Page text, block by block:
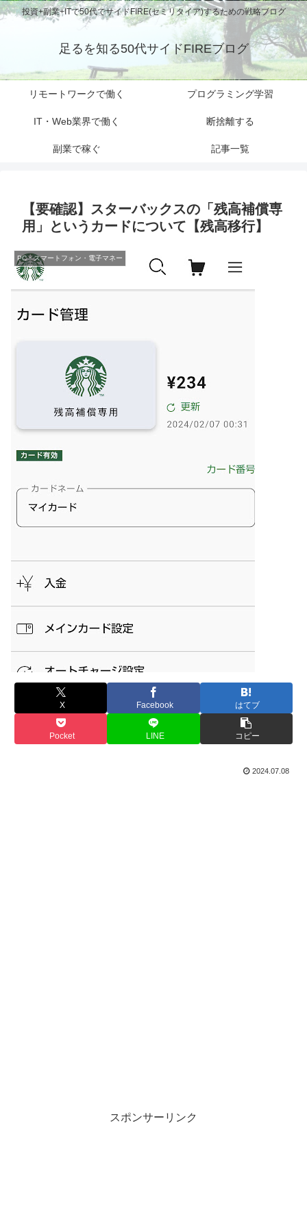
投資+副業+ITで50代でサイドFIRE(セミリタイア)するための戦略ブログ
足るを知る50代サイドFIREブログ
リモートワークで働く プログラミング学習
IT・Web業界で働く 断捨離する
副業で稼ぐ 記事一覧
【要確認】スターバックスの「残高補償専
用」というカードについて【残高移行】
PC・スマートフォン・電子マネー
X Facebook はてブ
Pocket LINE コピー
2024.07.08
スポンサーリンク